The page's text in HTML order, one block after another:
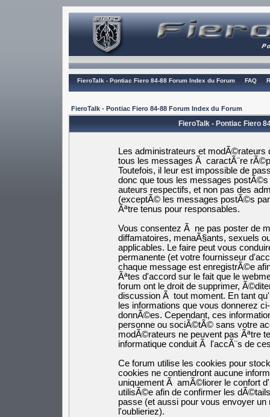
FieroTalk - Pontiac Fiero 84-88 Forum Index du Forum FAQ
FieroTalk - Pontiac Fiero 84-88 Forum Index du Forum
FieroTalk - Pontiac Fiero
Les administrateurs et
tous les messages Ã caractÃ¨re
Toutefois, il leur est impossible de
donc que tous les messages
auteurs respectifs, et non pas des
(exceptÃ© les messages postÃ©s
Ãªtre tenus pour responsables.
Vous consentez Ã ne pas poster de
diffamatoires, menaÃ§ants, sexuels
applicables. Le faire peut vous
permanente (et votre fournisseur
chaque message est enregistrÃ©e
Ãªtes d'accord sur le fait que le
forum ont le droit de supprimer,
discussion Ã tout moment. En tant
les informations que vous donnerez
donnÃ©es. Cependant, ces
personne ou sociÃ©tÃ© sans votre
modÃ©rateurs ne peuvent pas Ãªtre
informatique conduit Ã l'accÃ¨s de
Ce forum utilise les cookies pour
cookies ne contiendront aucune
uniquement Ã amÃ©liorer le confort
utilisÃ©e afin de confirmer les
passe (et aussi pour vous envoyer
l'oublieriez).